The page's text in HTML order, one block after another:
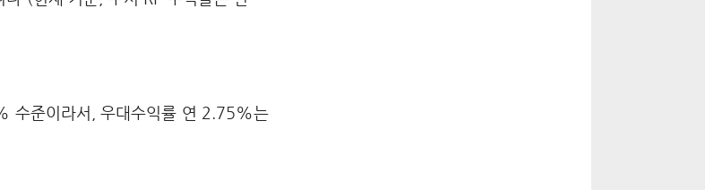
수준이라서, 우대수익률 연 2.75%는